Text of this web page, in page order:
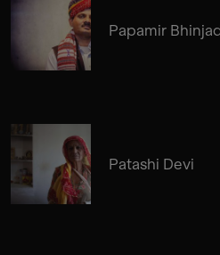
Papamir
Patashi Devi